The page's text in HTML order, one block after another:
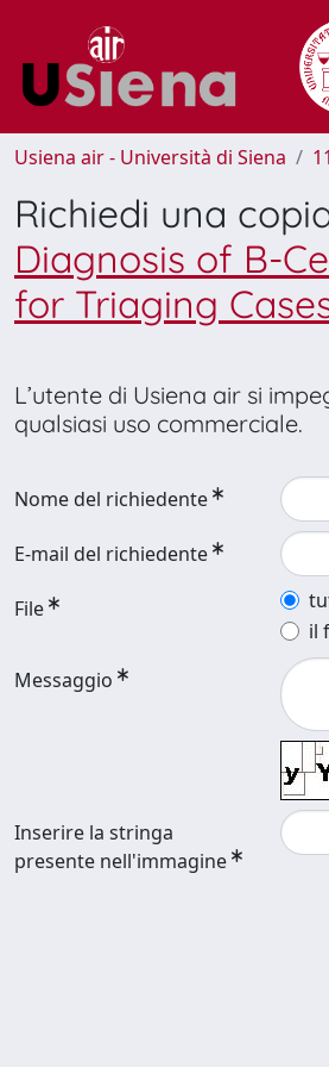
Usiena air - Università di Siena
Richiedi una
Diagnosis of B-
for Triaging
L’utente di Usiena air si
qualsiasi uso commerciale.
Nome del richiedente
E-mail del richiedente
File
il
Messaggio
Inserire la stringa
presente nell'immagine